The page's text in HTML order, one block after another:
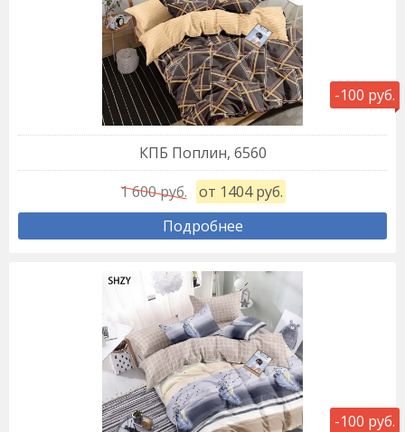
-100 руб.
КПБ Поплин, 6560
1 600 руб.
от 1404 руб.
Подробнее
-100 руб.